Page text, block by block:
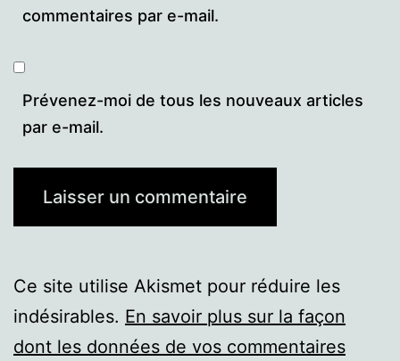
commentaires par e-mail.
Prévenez-moi de tous les nouveaux articles
par e-mail.
Ce site utilise Akismet pour réduire les
indésirables. En savoir plus sur la façon
dont les données de vos commentaires